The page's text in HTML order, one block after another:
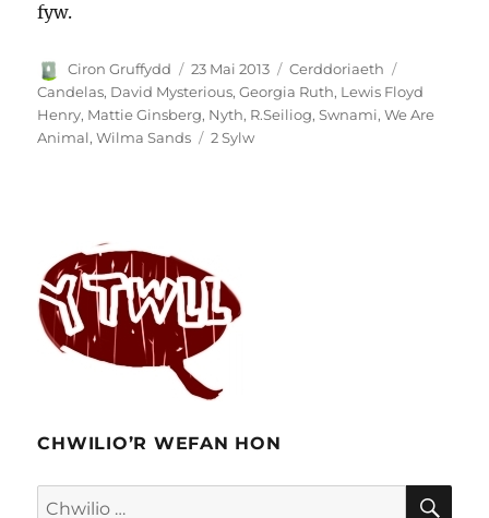
fyw.
Awdur
Ciron Gruffydd
Cofnodwyd
ar
23 Mai 2013 Categorïau
Cerddoriaeth
Candelas, David Mysterious,Georgia Ruth, Lewis Floyd
Henry, Mattie Ginsberg, Nyth, R.Seiliog,Swnami,We Are
Animal,Wilma Sands 2 Sylwar
CHWILIO’R WEFAN HON
Chwilio